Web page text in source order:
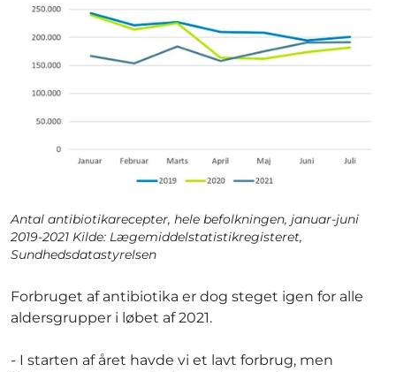
Antal antibiotikarecepter, hele befolkningen, januar-juni
2019-2021 Kilde: Lægemiddelstatistikregisteret,
Sundhedsdatastyrelsen
Forbruget af antibiotika er dog steget igen for alle
aldersgrupper i løbet af 2021.
- I starten af året havde vi et lavt forbrug, men